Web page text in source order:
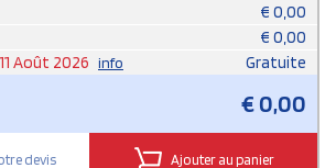
€ 0,00
€ 0,00
11 Août 2026 info Gratuite
€0,00
devis Ajouter au panier